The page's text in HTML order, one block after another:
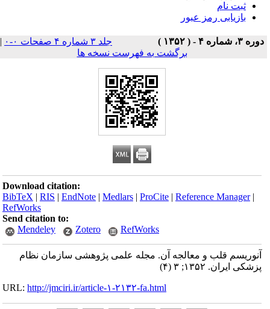
ثبت نام
بازیابی رمز عبور
دوره ۳، شماره ۴ - ( ۱۳۵۲ ) جلد ۳ شماره ۴ صفحات ۰-۰
|
برگشت به فهرست نسخه ها
Download citation:
BibTeX |RIS |EndNote |Medlars |ProCite |Reference Manager
RefWorks
Send citation to:
Mendeley
Zotero RefWorks
آنوریسم قلب و معالجه آن. مجله علمی پژوهشی سازمان نظام
پزشکی ایران. ۱۳۵۲; ۳ (۴)
URL:http://jmciri.ir/article-۱-۲۱۳۲-fa.html